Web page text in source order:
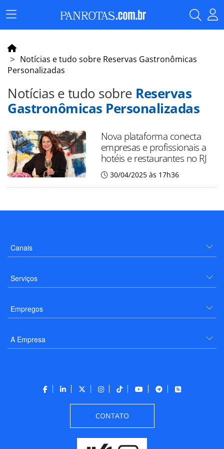
Menu
Principal
Notícias e tudo sobre Reservas Gastronômicas
Personalizadas
Notícias e tudo sobre Reservas
Gastronômicas Personalizadas
Nova plataforma conecta
empresas e profissionais a
hotéis e restaurantes no RJ
30/04/2025 às 17h36
Canais
Serviços
Empregos
A Empresa
CONTATO